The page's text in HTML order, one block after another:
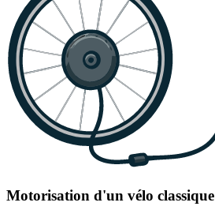
Motorisation d'un vélo classique